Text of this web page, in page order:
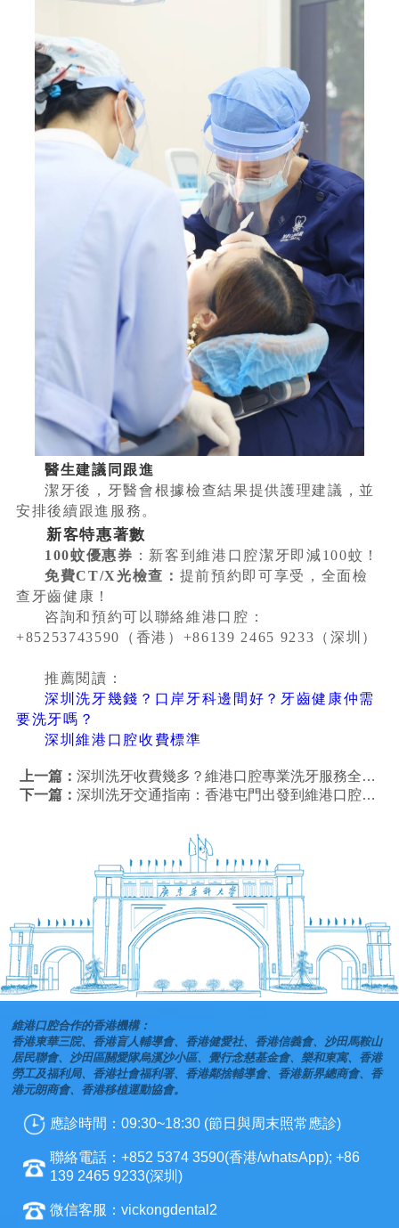
醫生建議同跟進
潔牙後，牙醫會根據檢查結果提供護理建議，並
安排後續跟進服務。
新客特惠著數
100蚊優惠券 ：新客到維港口腔潔牙即減100蚊！
免費CT/X光檢查： 提前預約即可享受，全面檢
查牙齒健康！
咨詢和預約可以聯絡維港口腔：
+85253743590（香港）+86139 2465 9233（深圳）
推薦閱讀：
深圳洗牙幾錢？口岸牙科邊間好？牙齒健康仲需
要洗牙嗎？
深圳維港口腔收費標準
上一篇：深圳洗牙收費幾多？維港口腔專業洗牙服務全面解析 | 香港人北上洗牙首選
下一篇：深圳洗牙交通指南：香港屯門出發到維港口腔最佳路線
維港口腔合作的香港機構：
香港東華三院、香港盲人輔導會、香港健愛社、香港信義會、沙田馬鞍山
居民聯會、沙田區關愛隊烏溪沙小區、覺行念慈基金會、樂和東寓、香港
勞工及福利局、香港社會福利署、香港鄰捨輔導會、香港新界總商會、香
港元朗商會、香港移植運動協會。
應診時間：09:30~18:30 (節日與周末照常應診)
聯絡電話：+852 5374 3590(香港/whatsApp); +86
139 2465 9233(深圳)
微信客服：vickongdental2